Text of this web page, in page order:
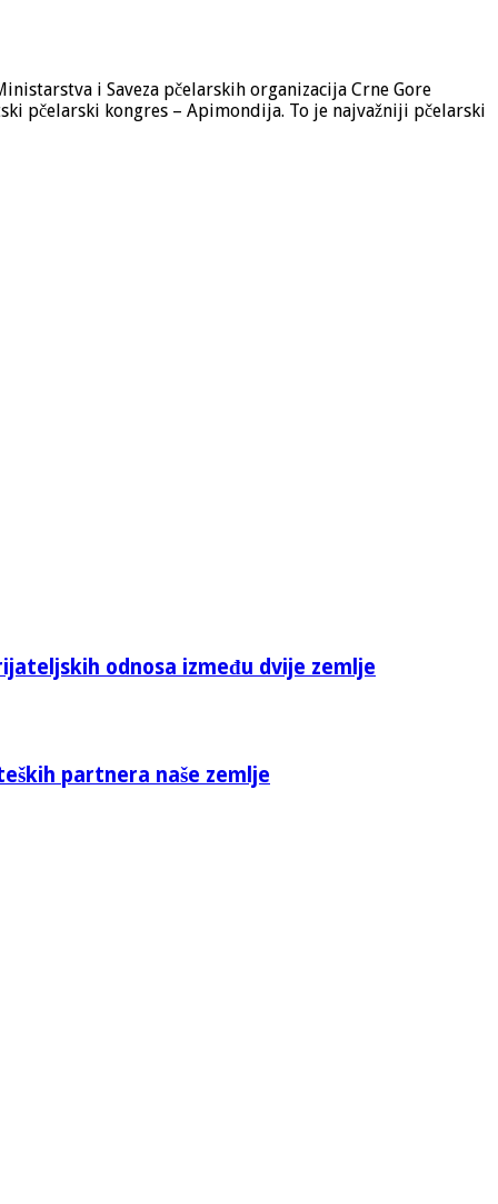
i Saveza pčelarskih organizacija Crne Gore
pčelarski kongres – Apimondija. To je najvažniji pčelarski
odnosa između dvije zemlje
partnera naše zemlje